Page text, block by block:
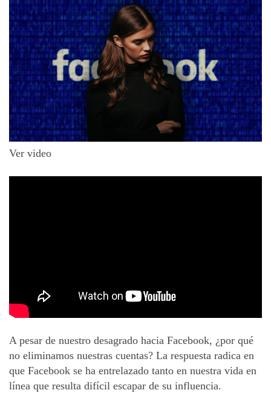
Ver video
A pesar de nuestro desagrado hacia Facebook, ¿por qué
no eliminamos nuestras cuentas? La respuesta radica en
que Facebook se ha entrelazado tanto en nuestra vida en
línea que resulta difícil escapar de su influencia.